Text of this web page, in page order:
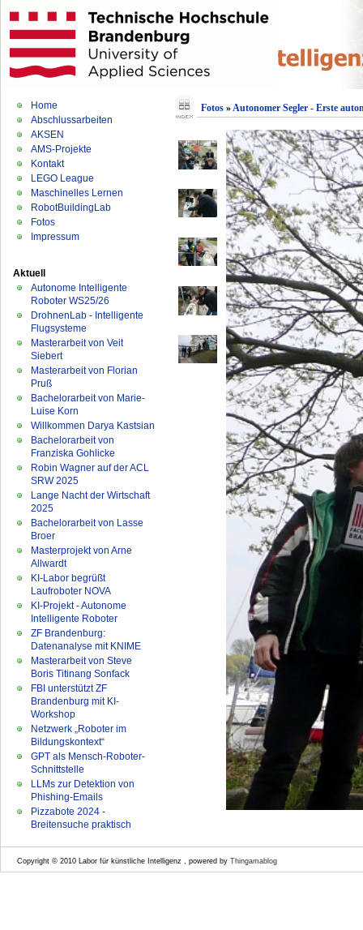
Home
Abschlussarbeiten
AKSEN
AMS-Projekte
Kontakt
LEGO League
Maschinelles Lernen
RobotBuildingLab
Fotos
Impressum
Aktuell
Autonome Intelligente
Roboter WS25/26
DrohnenLab - Intelligente
Flugsysteme
Masterarbeit von Veit
Siebert
Masterarbeit von Florian
Pruß
Bachelorarbeit von Marie-
Luise Korn
Willkommen Darya Kastsian
Bachelorarbeit von
Franziska Gohlicke
Robin Wagner auf der ACL
SRW 2025
Lange Nacht der Wirtschaft
2025
Bachelorarbeit von Lasse
Broer
Masterprojekt von Arne
Allwardt
KI-Labor begrüßt
Laufroboter NOVA
KI-Projekt - Autonome
Intelligente Roboter
ZF Brandenburg:
Datenanalyse mit KNIME
Masterarbeit von Steve
Boris Titinang Sonfack
FBI unterstützt ZF
Brandenburg mit KI-
Workshop
Netzwerk „Roboter im
Bildungskontext“
GPT als Mensch-Roboter-
Schnittstelle
LLMs zur Detektion von
Phishing-Emails
Pizzabote 2024 -
Breitensuche praktisch
Fotos»Autonomer Segler - Erste
Copyright © 2010 Labor für künstliche Intelligenz , powered by Thingamablog